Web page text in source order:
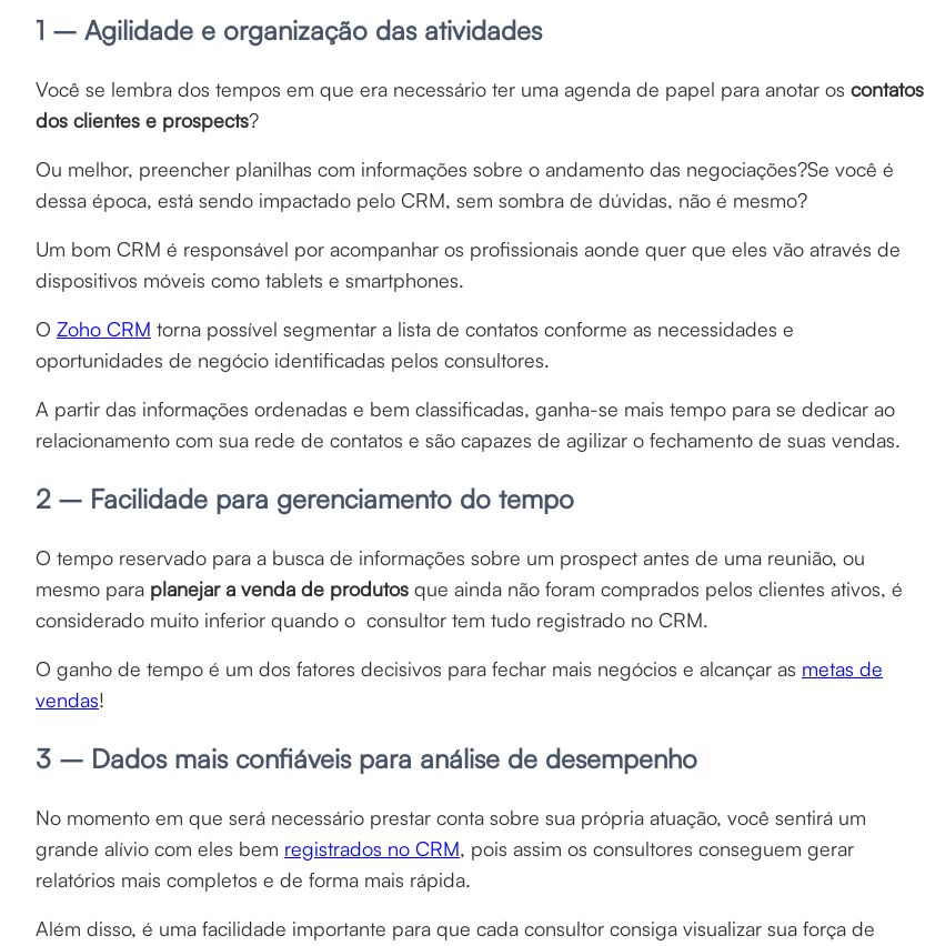
1 – Agilidade e organização das atividades
Você se lembra dos tempos em que era necessário ter uma agenda de papel para anotar os contatos
dos clientes e prospects?
Ou melhor, preencher planilhas com informações sobre o andamento das negociações?Se você é
dessa época, está sendo impactado pelo CRM, sem sombra de dúvidas, não é mesmo?
Um bom CRM é responsável por acompanhar os profissionais aonde quer que eles vão através de
dispositivos móveis como tablets e smartphones.
O Zoho CRM torna possível segmentar a lista de contatos conforme as necessidades e
oportunidades de negócio identificadas pelos consultores.
A partir das informações ordenadas e bem classificadas, ganha-se mais tempo para se dedicar ao
relacionamento com sua rede de contatos e são capazes de agilizar o fechamento de suas vendas.
2 – Facilidade para gerenciamento do tempo
O tempo reservado para a busca de informações sobre um prospect antes de uma reunião, ou
mesmo para planejar a venda de produtos que ainda não foram comprados pelos clientes ativos, é
considerado muito inferior quando o consultor tem tudo registrado no CRM.
O ganho de tempo é um dos fatores decisivos para fechar mais negócios e alcançar as metas de
vendas!
3 – Dados mais confiáveis para análise de desempenho
No momento em que será necessário prestar conta sobre sua própria atuação, você sentirá um
grande alívio com eles bem registrados no CRM, pois assim os consultores conseguem gerar
relatórios mais completos e de forma mais rápida.
Além disso, é uma facilidade importante para que cada consultor consiga visualizar sua força de